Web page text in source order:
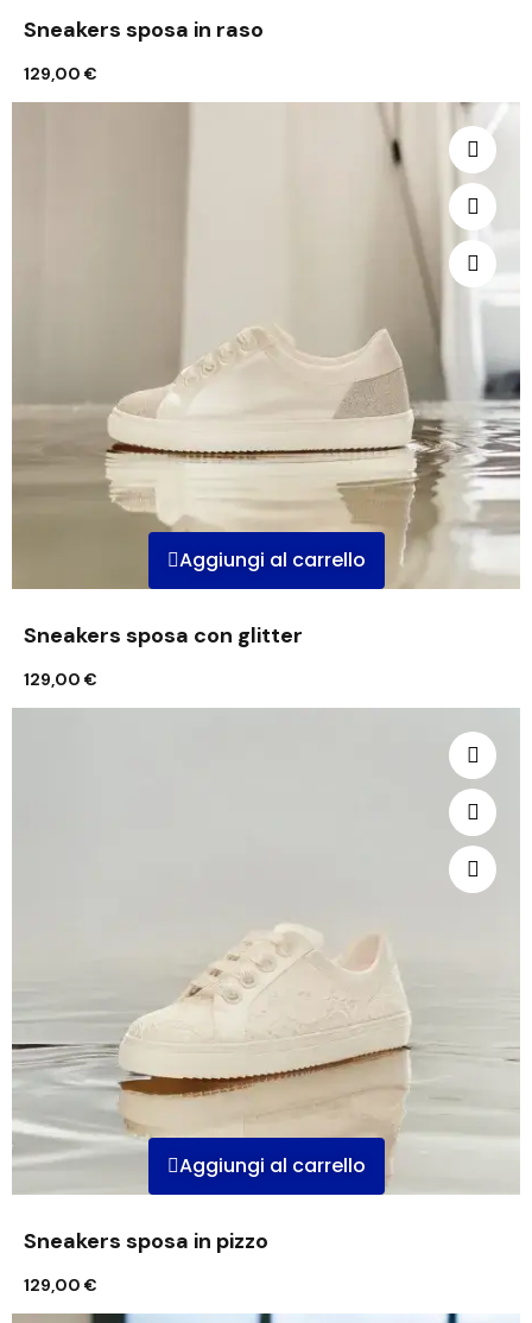
Sneakers sposa in raso
129,00 €
Aggiungi al carrello
Sneakers sposa con glitter
129,00 €
Aggiungi al carrello
Sneakers sposa in pizzo
129,00 €